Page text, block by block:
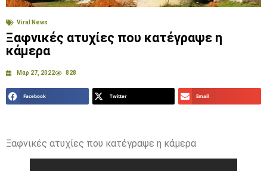
Viral News
Ξαφνικές ατυχίες που κατέγραψε η
κάμερα
Μαρ 27, 2022 828
Facebook Twitter Email
Ξαφνικές ατυχίες που κατέγραψε η κάμερα